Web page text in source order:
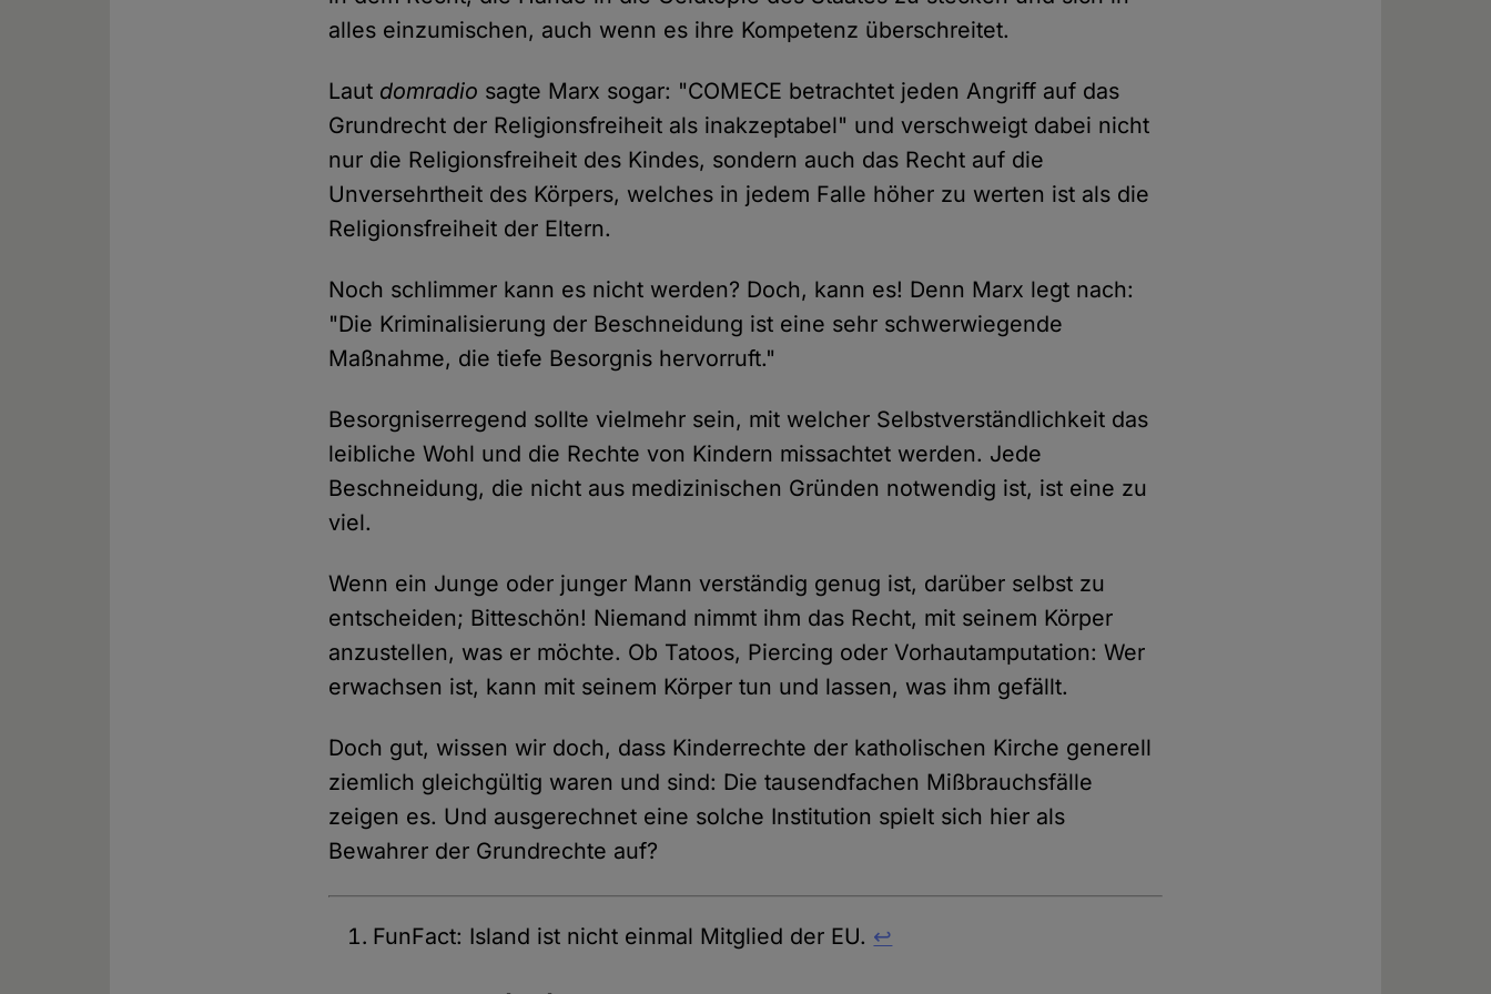
alles einzumischen, auch wenn es ihre Kompetenz überschreitet.
Laut domradio sagte Marx sogar: "COMECE betrachtet jeden Angriff auf das
Grundrecht der Religionsfreiheit als inakzeptabel" und verschweigt dabei nicht
nur die Religionsfreiheit des Kindes, sondern auch das Recht auf die
Unversehrtheit des Körpers, welches in jedem Falle höher zu werten ist als die
Religionsfreiheit der Eltern.
Noch schlimmer kann es nicht werden? Doch, kann es! Denn Marx legt nach:
"Die Kriminalisierung der Beschneidung ist eine sehr schwerwiegende
Maßnahme, die tiefe Besorgnis hervorruft."
Besorgniserregend sollte vielmehr sein, mit welcher Selbstverständlichkeit das
leibliche Wohl und die Rechte von Kindern missachtet werden. Jede
Beschneidung, die nicht aus medizinischen Gründen notwendig ist, ist eine zu
viel.
Wenn ein Junge oder junger Mann verständig genug ist, darüber selbst zu
entscheiden; Bitteschön! Niemand nimmt ihm das Recht, mit seinem Körper
anzustellen, was er möchte. Ob Tatoos, Piercing oder Vorhautamputation: Wer
erwachsen ist, kann mit seinem Körper tun und lassen, was ihm gefällt.
Doch gut, wissen wir doch, dass Kinderrechte der katholischen Kirche generell
ziemlich gleichgültig waren und sind: Die tausendfachen Mißbrauchsfälle
zeigen es. Und ausgerechnet eine solche Institution spielt sich hier als
Bewahrer der Grundrechte auf?
FunFact: Island ist nicht einmal Mitglied der EU. ↩︎